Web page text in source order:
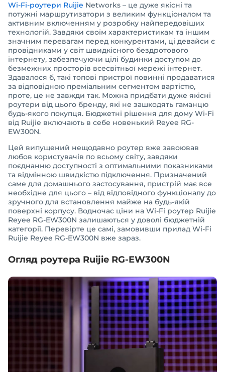
Wi-Fi-роутери Ruijie Networks – це дуже якісні та
потужні маршрутизатори з великим функціоналом та
активним включенням у розробку найпередовіших
технологій. Завдяки своїм характеристикам та іншим
значним перевагам перед конкурентами, ці девайси є
провідниками у світ швидкісного бездротового
інтернету, забезпечуючи цілі будинки доступом до
безмежних просторів всесвітньої мережі інтернет.
Здавалося б, такі топові пристрої повинні продаватися
за відповідною преміальним сегментом вартістю,
проте, це не завжди так. Можна придбати дуже якісні
роутери від цього бренду, які не зашкодять гаманцю
будь-якого покупця. Бюджетні рішення для дому Wi-Fi
від Ruijie включають в себе новенький Reyee RG-
EW300N.
Цей випущений нещодавно роутер вже завоював
любов користувачів по всьому світу, завдяки
поєднанню доступності з оптимальними показниками
та відмінною швидкістю підключення. Призначений
саме для домашнього застосування, пристрій має все
необхідне для цього – від відповідного функціоналу до
зручного для встановлення майже на будь-якій
поверхні корпусу. Водночас ціни на Wi-Fi роутер Ruijie
Reyee RG-EW300N залишаються у доволі бюджетній
категорії. Перевірте це самі, замовивши прилад Wi-Fi
Ruijie Reyee RG-EW300N вже зараз.
Огляд роутера Ruijie RG-EW300N